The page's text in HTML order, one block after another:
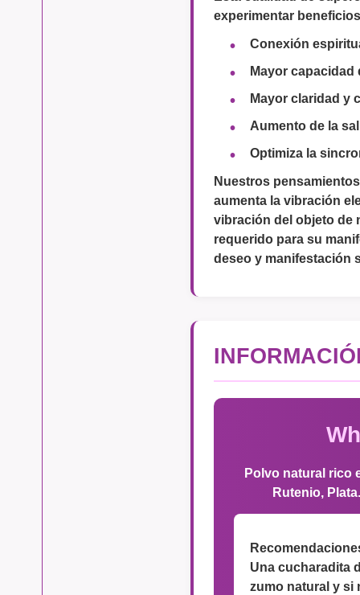
experimentar
Conexión
Mayor capacidad
Mayor claridad y
Aumento de la
Optimiza la
Nuestros
aumenta la vibración
vibración del objeto de
requerido para su
deseo y manifestación
Polvo natural rico
Rutenio,
Una cucharadita
zumo natural y si